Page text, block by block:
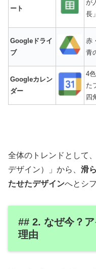
ート
が
長
Googleドライ
ブ
赤
青
Googleカレン
ダー
4
た
四
全体のトレンドとして
デザイン）」から、 滑
たせたデザインへとシ
## 2. なぜ今？
理由